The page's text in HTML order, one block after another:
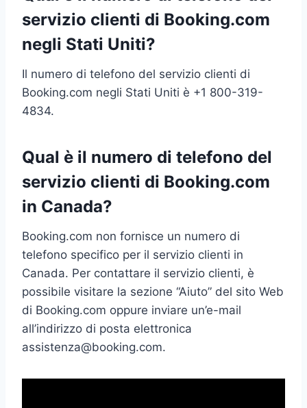
servizio clienti di Booking.com
negli Stati Uniti?
Il numero di telefono del servizio clienti di
Booking.com negli Stati Uniti è +1 800-319-
4834.
Qual è il numero di telefono del
servizio clienti di Booking.com
in Canada?
Booking.com non fornisce un numero di
telefono specifico per il servizio clienti in
Canada. Per contattare il servizio clienti, è
possibile visitare la sezione “Aiuto” del sito Web
di Booking.com oppure inviare un’e-mail
all’indirizzo di posta elettronica
assistenza@booking.com.